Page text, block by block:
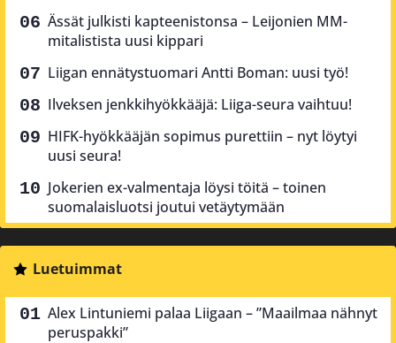
Ässät julkisti kapteenistonsa – Leijonien MM-
mitalistista uusi kippari
Liigan ennätystuomari Antti Boman: uusi työ!
Ilveksen jenkkihyökkääjä: Liiga-seura vaihtuu!
HIFK-hyökkääjän sopimus purettiin – nyt löytyi
uusi seura!
Jokerien ex-valmentaja löysi töitä – toinen
suomalaisluotsi joutui vetäytymään
Luetuimmat
Alex Lintuniemi palaa Liigaan – ”Maailmaa nähnyt
peruspakki”